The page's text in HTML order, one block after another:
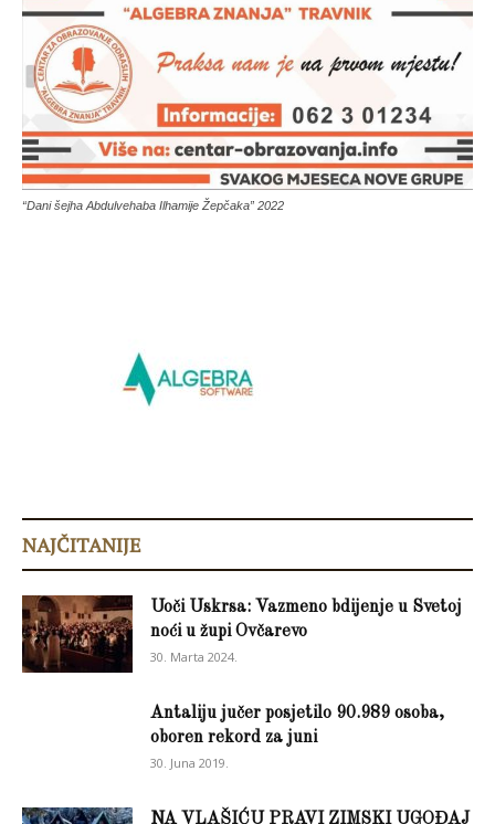
“Dani šejha Abdulvehaba Ilhamije Žepčaka” 2022
NAJČITANIJE
Uoči Uskrsa: Vazmeno bdijenje u Svetoj
noći u župi Ovčarevo
30. Marta 2024.
Antaliju jučer posjetilo 90.989 osoba,
oboren rekord za juni
30. Juna 2019.
NA VLAŠIĆU PRAVI ZIMSKI UGOĐAJ